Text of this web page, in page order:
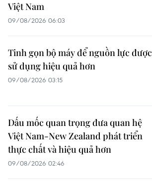
Việt Nam
09/08/2026 06:03
Tinh gọn bộ máy để nguồn lực được
sử dụng hiệu quả hơn
09/08/2026 03:15
Dấu mốc quan trọng đưa quan hệ
Việt Nam-New Zealand phát triển
thực chất và hiệu quả hơn
09/08/2026 02:46